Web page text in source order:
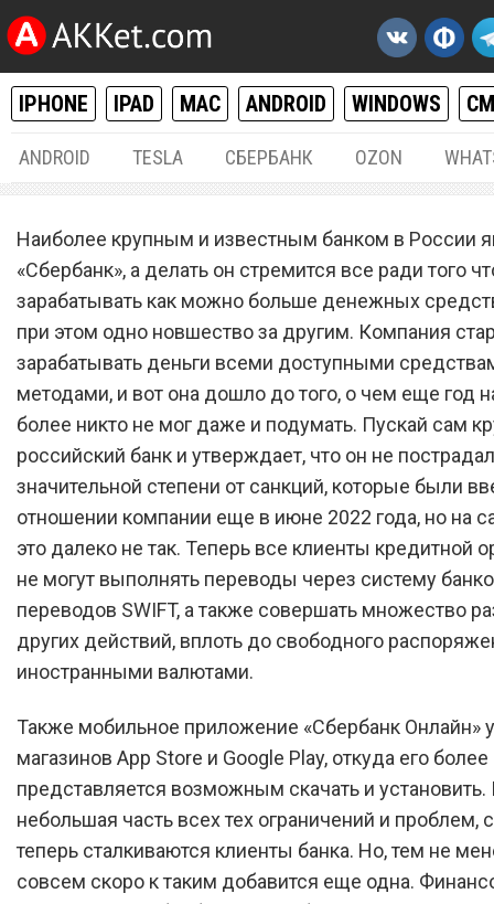
IPHONE IPAD MAC ANDROID WINDOWS
ANDROID TESLA СБЕРБАНК OZON
Сделайте немедленно.
«Сбербанк» потребовал от
клиентов выполнить
действие
Наиболее крупным и известным банком в России
«Сбербанк», а делать он стремится все ради того
зарабатывать как можно больше денежных
при этом одно новшество за другим. Компания
зарабатывать деньги всеми доступными
методами, и вот она дошло до того, о чем еще год
более никто не мог даже и подумать. Пускай сам
российский банк и утверждает, что он не
значительной степени от санкций, которые были
отношении компании еще в июне 2022 года, но на
это далеко не так. Теперь все клиенты кредитной
не могут выполнять переводы через систему
переводов SWIFT, а также совершать множество
других действий, вплоть до свободного
иностранными валютами.
Также мобильное приложение «Сбербанк Онлайн»
магазинов App Store и Google Play, откуда его более
представляется возможным скачать и
небольшая часть всех тех ограничений и проблем,
теперь сталкиваются клиенты банка. Но, тем не
совсем скоро к таким добавится еще одна.